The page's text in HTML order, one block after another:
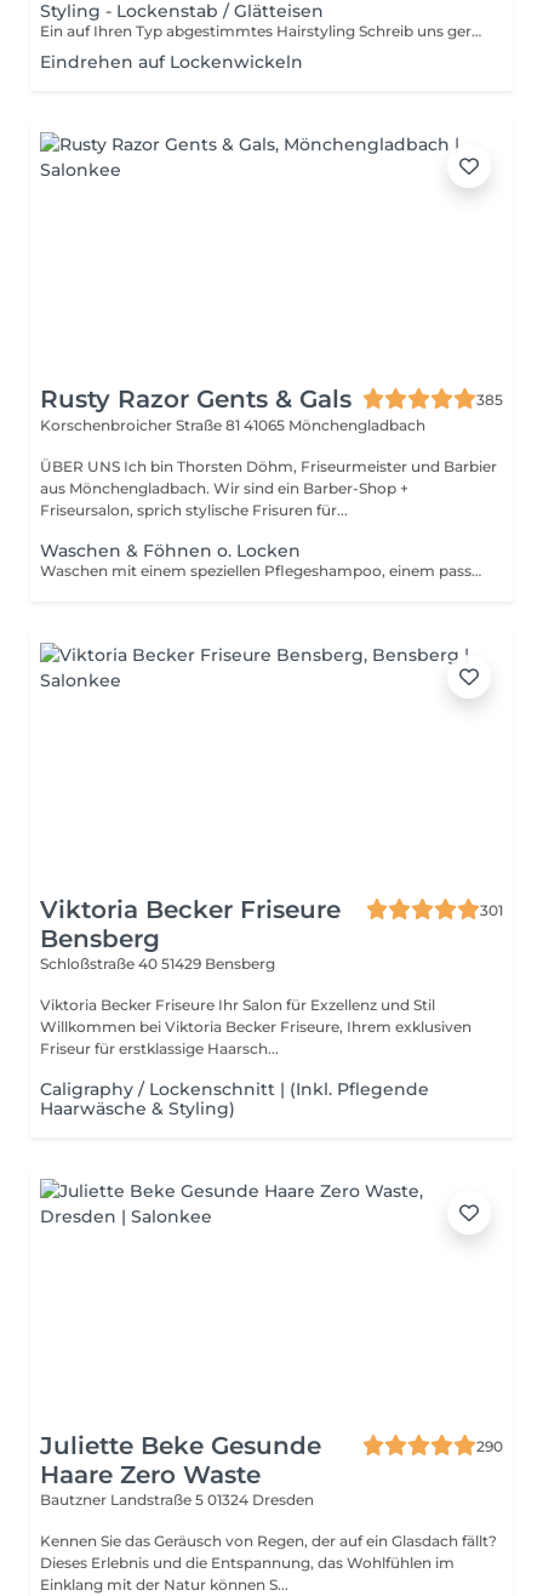
Styling - Lockenstab / Glätteisen
Ein auf Ihren Typ abgestimmtes Hairstyling Schreib uns gerne in die Notiz, ob Lockenstab oder Glätteisen - dann können wir uns individuell auf dich vorbereiten Je nach Aufwand könnte ein Aufpreis hinzukommen
Eindrehen auf Lockenwickeln
Rusty Razor Gents & Gals
385
Korschenbroicher Straße 81 41065 Mönchengladbach
ÜBER UNS Ich bin Thorsten Döhm, Friseurmeister und Barbier
aus Mönchengladbach. Wir sind ein Barber-Shop +
Friseursalon, sprich stylische Frisuren für...
Waschen & Föhnen o. Locken
Waschen mit einem speziellen Pflegeshampoo, einem passenden Conditioner. Dazu ein Typ gerechtes Styling!
Viktoria Becker Friseure
Bensberg
301
Schloßstraße 40 51429 Bensberg
Viktoria Becker Friseure Ihr Salon für Exzellenz und Stil
Willkommen bei Viktoria Becker Friseure, Ihrem exklusiven
Friseur für erstklassige Haarsch...
Caligraphy / Lockenschnitt | (Inkl. Pflegende
Haarwäsche & Styling)
Juliette Beke Gesunde
Haare Zero Waste
290
Bautzner Landstraße 5 01324 Dresden
Kennen Sie das Geräusch von Regen, der auf ein Glasdach fällt?
Dieses Erlebnis und die Entspannung, das Wohlfühlen im
Einklang mit der Natur können S...